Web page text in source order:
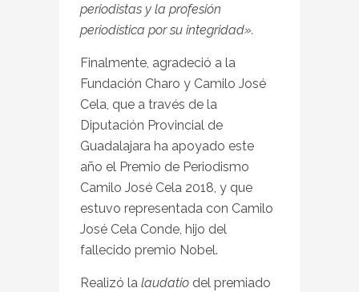
periodistas y la profesión
periodística por su integridad».
Finalmente, agradeció a la
Fundación Charo y Camilo José
Cela, que a través de la
Diputación Provincial de
Guadalajara ha apoyado este
año el Premio de Periodismo
Camilo José Cela 2018, y que
estuvo representada con Camilo
José Cela Conde, hijo del
fallecido premio Nobel.
Realizó la laudatio del premiado